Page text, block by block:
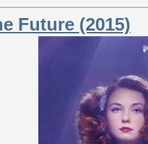
Future (2015)